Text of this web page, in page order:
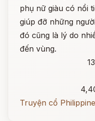
phụ nữ giàu có nổi
giúp đỡ những
đó cũng là lý do
đến vùng.
Truyện cổ